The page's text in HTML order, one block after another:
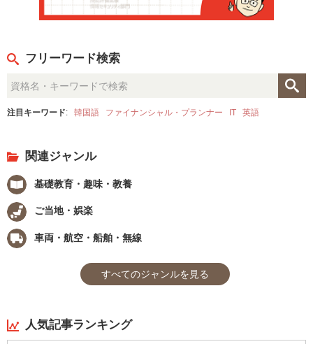
フリーワード検索
注目キーワード: 韓国語 ファイナンシャル・プランナー IT 英語
関連ジャンル
基礎教育・趣味・教養
ご当地・娯楽
車両・航空・船舶・無線
すべてのジャンルを見る
人気記事ランキング